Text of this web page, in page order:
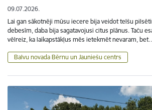
09.07.2026.
Lai gan sākotnēji mūsu iecere bija veidot telšu
debesīm, daba bija sagatavojusi citus plānus. Taču
vēlreiz, ka laikapstākļus mēs ietekmēt nevaram,
Balvu novada Bērnu un Jauniešu centrs